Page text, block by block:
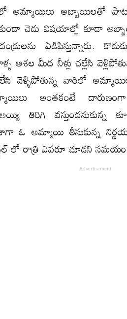
అమ్మాయిలు అబ్బాయిలతో
చెడు విషయాల్లో కూడా
ఏడిపిస్తున్నారు.
ఆశల మీద నీళ్లు చల్లేసి
వెళ్ళిపోతున్న వారిలో
అంతకంటే దారుణంగా
తిరిగి వస్తుందనుకున్న
ఓ అమ్మాయి తీసుకున్న
లో రాత్రి ఎవరూ చూడని